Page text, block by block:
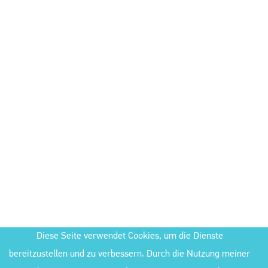
Diese Seite verwendet Cookies, um die Dienste
bereitzustellen und zu verbessern. Durch die Nutzung meiner